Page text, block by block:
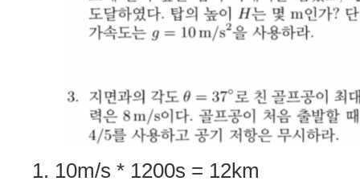
1. 10m/s * 1200s = 12km